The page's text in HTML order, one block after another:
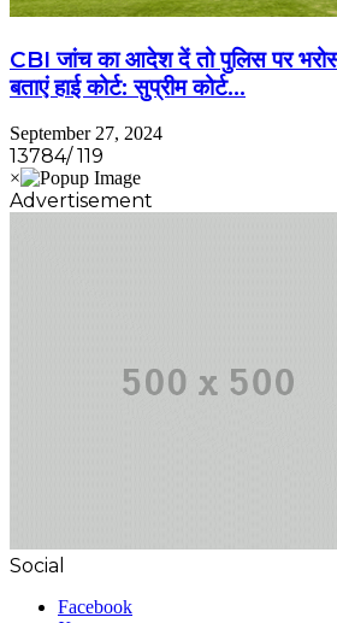
CBI जांच का आदेश दें तो पुलिस पर
बताएं हाई कोर्ट: सुप्रीम कोर्ट…
September 27, 2024
13784/ 119
Advertisement
Social
Facebook